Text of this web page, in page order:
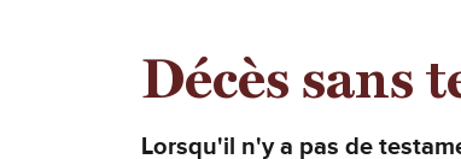
Décès sans
Lorsqu'il n'y a pas de